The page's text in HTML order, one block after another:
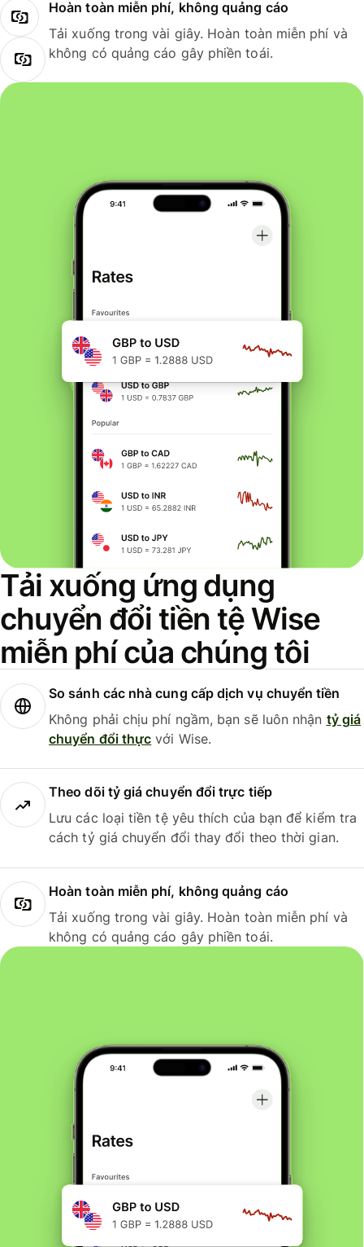
Hoàn toàn miễn phí, không quảng cáo
Tải xuống trong vài giây. Hoàn toàn miễn phí và
không có quảng cáo gây phiền toái.
Tải xuống ứng dụng
chuyển đổi tiền tệ Wise
miễn phí của chúng tôi
So sánh các nhà cung cấp dịch vụ chuyển tiền
Không phải chịu phí ngầm, bạn sẽ luôn nhận tỷ giá
chuyển đổi thực với Wise.
Theo dõi tỷ giá chuyển đổi trực tiếp
Lưu các loại tiền tệ yêu thích của bạn để kiểm tra
cách tỷ giá chuyển đổi thay đổi theo thời gian.
Hoàn toàn miễn phí, không quảng cáo
Tải xuống trong vài giây. Hoàn toàn miễn phí và
không có quảng cáo gây phiền toái.